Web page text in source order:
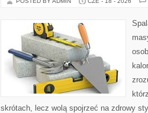
skrótach, lecz wolą spojrzeć na zdrowy